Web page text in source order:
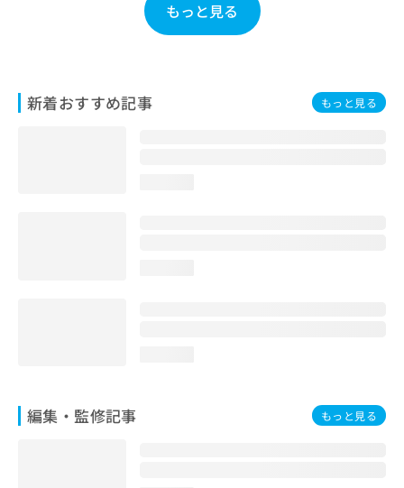
もっと見る
新着おすすめ記事 もっと見る
編集・監修記事 もっと見る
せ